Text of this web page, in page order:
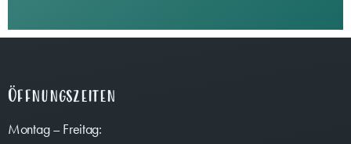
Öffnungszeiten
Montag – Freitag: